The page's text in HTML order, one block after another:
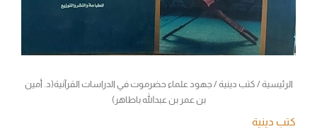
الرئيسية/ كتب دينية/ جهود علماء حضرموت في الدراسات القرآنية(د. أمين
بن عمر بن عبدالله باطاهر)
كتب دينية